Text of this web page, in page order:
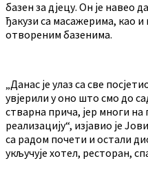
базен за дјецу. Он је навео
ђакузи са масажерима, као
отвореним базенима.
„Данас је улаз са све
увјерили у оно што смо до
стварна прича, јер многи на
реализацију“, изјавио је
са радом почети и остали
укључује хотел, ресторан,